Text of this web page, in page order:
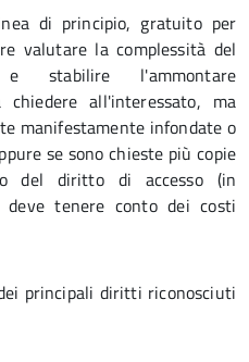
di principio, gratuito per
valutare la complessità del
e stabilire l'ammontare
all'interessato, ma
manifestamente infondate o
se sono chieste più copie
del diritto di accesso (in
tenere conto dei costi
principali diritti riconosciuti